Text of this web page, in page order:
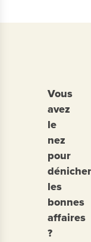
Vous
avez
le
nez
pour
dénicher
les
bonnes
affaires
?